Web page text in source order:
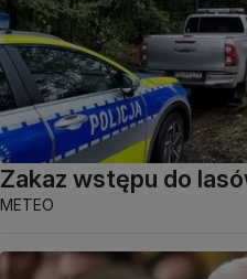
Zakaz wstępu do
METEO